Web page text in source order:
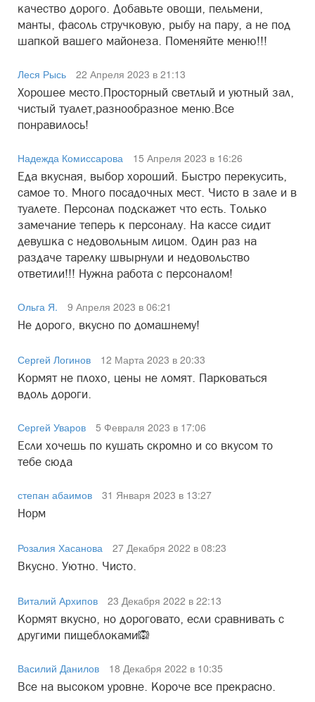
качество дорого. Добавьте овощи, пельмени,
манты, фасоль стручковую, рыбу на пару, а не под
шапкой вашего майонеза. Поменяйте меню!!!
Леся Рысь
22 Апреля 2023 в 21:13
Хорошее место.Просторный светлый и уютный зал,
чистый туалет,разнообразное меню.Все
понравилось!
Надежда Комиссарова
15 Апреля 2023 в 16:26
Еда вкусная, выбор хороший. Быстро перекусить,
самое то. Много посадочных мест. Чисто в зале и в
туалете. Персонал подскажет что есть. Только
замечание теперь к персоналу. На кассе сидит
девушка с недовольным лицом. Один раз на
раздаче тарелку швырнули и недовольство
ответили!!! Нужна работа с персоналом!
Ольга Я.
9 Апреля 2023 в 06:21
Не дорого, вкусно по домашнему!
Сергей Логинов
12 Марта 2023 в 20:33
Кормят не плохо, цены не ломят. Парковаться
вдоль дороги.
Сергей Уваров
5 Февраля 2023 в 17:06
Если хочешь по кушать скромно и со вкусом то
тебе сюда
степан абаимов
31 Января 2023 в 13:27
Норм
Розалия Хасанова
27 Декабря 2022 в 08:23
Вкусно. Уютно. Чисто.
Виталий Архипов
23 Декабря 2022 в 22:13
Кормят вкусно, но дороговато, если сравнивать с
другими пищеблоками🙉
Василий Данилов
18 Декабря 2022 в 10:35
Все на высоком уровне. Короче все прекрасно.